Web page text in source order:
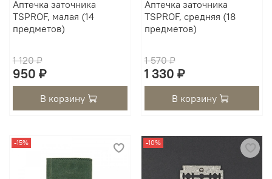
Аптечка заточника
TSPROF, малая (14
предметов)
1 120 ₽
950 ₽
В корзину
Аптечка заточника
TSPROF, средняя (18
предметов)
1 570 ₽
1 330 ₽
В корзину
-15% -10%